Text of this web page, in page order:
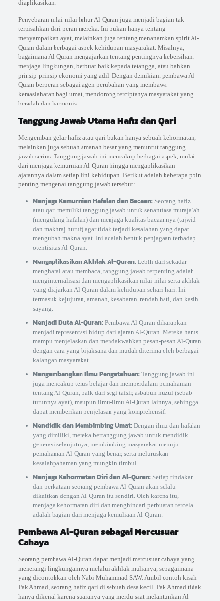
diaplikasikan.
Penyebaran nilai-nilai luhur Al-Quran juga menjadi bagian tak
terpisahkan dari peran mereka. Ini bukan hanya tentang
menyampaikan ayat, melainkan juga tentang menanamkan spirit Al-
Quran dalam berbagai aspek kehidupan masyarakat. Misalnya,
bagaimana Al-Quran mengajarkan tentang pentingnya kebersihan,
menjaga lingkungan, berbuat baik kepada tetangga, atau bahkan
prinsip-prinsip ekonomi yang adil. Dengan demikian, pembawa Al-
Quran berperan sebagai agen perubahan yang membawa
kemaslahatan bagi umat, mendorong terciptanya masyarakat yang
beradab dan harmonis.
Tanggung Jawab Utama Hafiz dan Qari
Mengemban gelar hafiz atau qari bukan hanya sebuah kehormatan,
melainkan juga sebuah amanah besar yang menuntut tanggung
jawab serius. Tanggung jawab ini mencakup berbagai aspek, mulai
dari menjaga kemurnian Al-Quran hingga mengaplikasikan
ajarannya dalam setiap lini kehidupan. Berikut adalah beberapa poin
penting mengenai tanggung jawab tersebut:
Menjaga Kemurnian Hafalan dan Bacaan:Seorang hafiz
atau qari memiliki tanggung jawab untuk senantiasa muraja’ah
(mengulang hafalan) dan menjaga kualitas bacaannya (tajwid
dan makhraj huruf) agar tidak terjadi kesalahan yang dapat
mengubah makna ayat. Ini adalah bentuk penjagaan terhadap
otentisitas Al-Quran.
Mengaplikasikan Akhlak Al-Quran:Lebih dari sekadar
menghafal atau membaca, tanggung jawab terpenting adalah
menginternalisasi dan mengaplikasikan nilai-nilai serta akhlak
yang diajarkan Al-Quran dalam kehidupan sehari-hari. Ini
termasuk kejujuran, amanah, kesabaran, rendah hati, dan kasih
sayang.
Menjadi Duta Al-Quran:Pembawa Al-Quran diharapkan
menjadi representasi hidup dari ajaran Al-Quran. Mereka harus
mampu menjelaskan dan mendakwahkan pesan-pesan Al-Quran
dengan cara yang bijaksana dan mudah diterima oleh berbagai
kalangan masyarakat.
Mengembangkan Ilmu Pengetahuan:Tanggung jawab ini
juga mencakup terus belajar dan memperdalam pemahaman
tentang Al-Quran, baik dari segi tafsir, asbabun nuzul (sebab
turunnya ayat), maupun ilmu-ilmu Al-Quran lainnya, sehingga
dapat memberikan penjelasan yang komprehensif.
Mendidik dan Membimbing Umat:Dengan ilmu dan hafalan
yang dimiliki, mereka bertanggung jawab untuk mendidik
generasi selanjutnya, membimbing masyarakat menuju
pemahaman Al-Quran yang benar, serta meluruskan
kesalahpahaman yang mungkin timbul.
Menjaga Kehormatan Diri dan Al-Quran:Setiap tindakan
dan perkataan seorang pembawa Al-Quran akan selalu
dikaitkan dengan Al-Quran itu sendiri. Oleh karena itu,
menjaga kehormatan diri dan menghindari perbuatan tercela
adalah bagian dari menjaga kemuliaan Al-Quran.
Pembawa Al-Quran sebagai Mercusuar
Cahaya
Seorang pembawa Al-Quran dapat menjadi mercusuar cahaya yang
menerangi lingkungannya melalui akhlak mulianya, sebagaimana
yang dicontohkan oleh Nabi Muhammad SAW. Ambil contoh kisah
Pak Ahmad, seorang hafiz qari di sebuah desa kecil. Pak Ahmad tidak
hanya dikenal karena suaranya yang merdu saat melantunkan Al-